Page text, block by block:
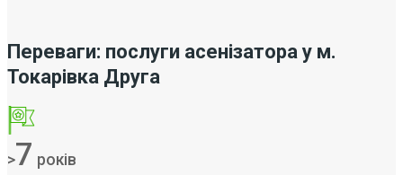
Переваги: послуги асенізатора у м.
Токарівка Друга
>7 років